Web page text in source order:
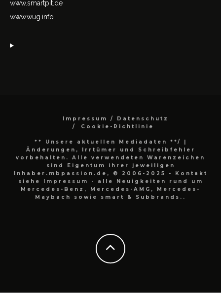
www.smartpit.de
www.wug.info
Impressum / Datenschutz
Cookie-Richtlinie
** Unsere aktuellen Mediadaten **/
|
Änderungen, Irrtümer und Schreibfehler
vorbehalten. Alle verwendeten Warenzeichen
sind Eigentum ihrer jeweiligen
Inhaber.mbpassion.de, © 2006-2025 - Kontakt
siehe Impressum - alle Neuigkeiten rund um
Mercedes-Benz, Mercedes-AMG, Mercedes-
Maybach sowie smart & Subbrands..